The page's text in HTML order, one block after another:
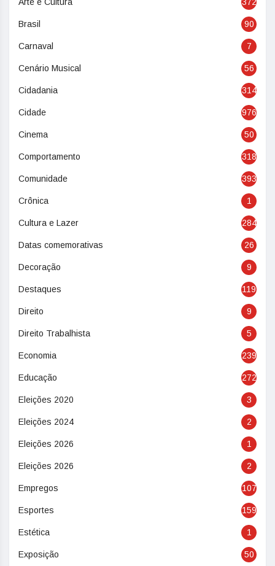
Brasil 90
Carnaval 7
Cenário Musical 56
Cidadania 314
Cidade 976
Cinema 50
Comportamento 318
Comunidade 393
Crônica 1
Cultura e Lazer 284
Datas comemorativas 26
Decoração 9
Destaques 119
Direito 9
Direito Trabalhista 5
Economia 239
Educação 272
Eleições 2020 3
Eleições 2024 2
Eleições 2026 1
Eleições 2026 2
Empregos 107
Esportes 159
Estética 1
Exposição 50